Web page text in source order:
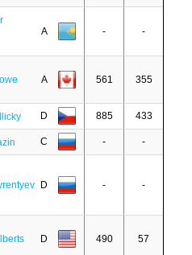
A - -
A 561 355
D 885 433
C - -
D - -
D 490 57